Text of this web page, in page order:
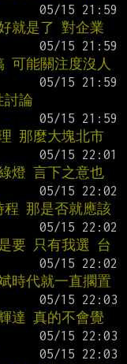
就是了 對企業
可能關注度沒人
論
那麼大塊北市
燈 言下之意也
程 那是否就應該
要 只有我選 台
時代就一直擱置
達 真的不會覺